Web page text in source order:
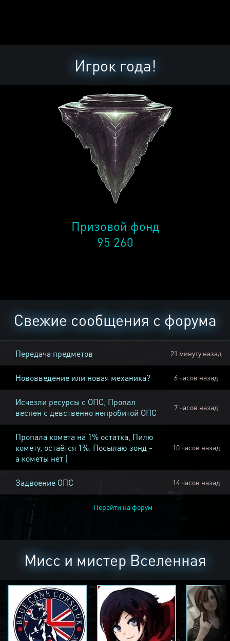
Игрок года!
Призовой фонд
95 260
Свежие сообщения с форума
Передача предметов 21 минуту назад
Нововведение или новая механика? 6 часов назад
Исчезли ресурсы с ОПС, Пропал
веспен с девственно непробитой ОПС
7 часов назад
Пропала комета на 1% остатка, Пилю
комету, остаётся 1%. Посылаю зонд -
а кометы нет (
10 часов назад
Задвоение ОПС 14 часов назад
Перейти на форум
Мисс и мистер Вселенная